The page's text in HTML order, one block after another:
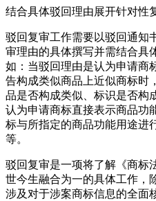
结合具体驳回理由展开针对性
驳回复审工作需要以驳回通知
审理由的具体撰写并需结合具
如：当驳回理由是认为申请商
告构成类似商品上近似商标时
品是否构成类似、标识是否构
认为申请商标直接表示商品功
标与所指定的商品功能用途进
等。
驳回复审是一项将了解《商标
世今生融合为一的具体工作，
涉及对于涉案商标信息的全面